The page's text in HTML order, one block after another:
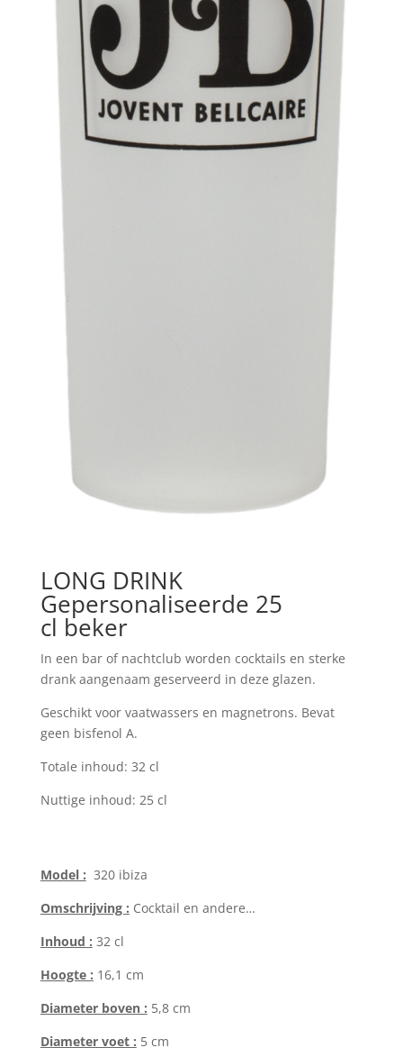
LONG DRINK
Gepersonaliseerde 25
cl beker
In een bar of nachtclub worden cocktails en sterke
drank aangenaam geserveerd in deze glazen.
Geschikt voor vaatwassers en magnetrons. Bevat
geen bisfenol A.
Totale inhoud: 32 cl
Nuttige inhoud: 25 cl
Model : 320 ibiza
Omschrijving : Cocktail en andere…
Inhoud : 32 cl
Hoogte : 16,1 cm
Diameter boven : 5,8 cm
Diameter voet : 5 cm